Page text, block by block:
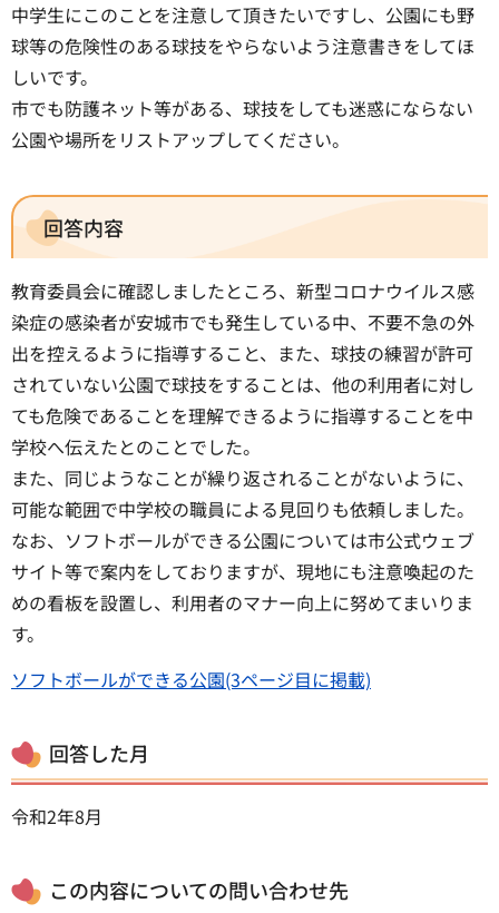
中学生にこのことを注意して頂きたいですし、公園にも野
球等の危険性のある球技をやらないよう注意書きをしてほ
しいです。
市でも防護ネット等がある、球技をしても迷惑にならない
公園や場所をリストアップしてください。
回答内容
教育委員会に確認しましたところ、新型コロナウイルス感
染症の感染者が安城市でも発生している中、不要不急の外
出を控えるように指導すること、また、球技の練習が許可
されていない公園で球技をすることは、他の利用者に対し
ても危険であることを理解できるように指導することを中
学校へ伝えたとのことでした。
また、同じようなことが繰り返されることがないように、
可能な範囲で中学校の職員による見回りも依頼しました。
なお、ソフトボールができる公園については市公式ウェブ
サイト等で案内をしておりますが、現地にも注意喚起のた
めの看板を設置し、利用者のマナー向上に努めてまいりま
す。
ソフトボールができる公園(3ページ目に掲載)
回答した月
令和2年8月
この内容についての問い合わせ先